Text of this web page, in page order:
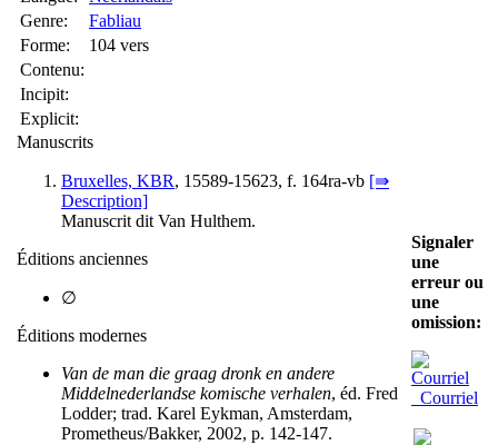
Genre:
Fabliau
Forme:
104 vers
Contenu:
Incipit:
Explicit:
Manuscrits
Bruxelles, KBR, 15589-15623, f. 164ra-vb [⇛
Description]
Manuscrit dit Van Hulthem.
Éditions anciennes
∅
Éditions modernes
Van de man die graag dronk en andere
Middelnederlandse komische verhalen, éd. Fred
Lodder; trad. Karel Eykman, Amsterdam,
Prometheus/Bakker, 2002, p. 142-147.
Signaler
une
erreur ou
une
omission:
Courriel